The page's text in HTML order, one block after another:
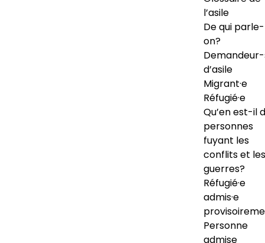
l’asile
De qui
on?
d’asile
Migrant·e
Réfugié·e
Qu’en est-il
personnes
fuyant les
conflits et les
guerres?
Réfugié·e
admis·e
Personne
admise